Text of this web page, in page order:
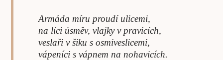
Armáda míru proudí ulicemi,
na líci úsměv, vlajky v pravicích,
veslaři v šiku s osmiveslicemi,
vápeníci s vápnem na nohavicích.